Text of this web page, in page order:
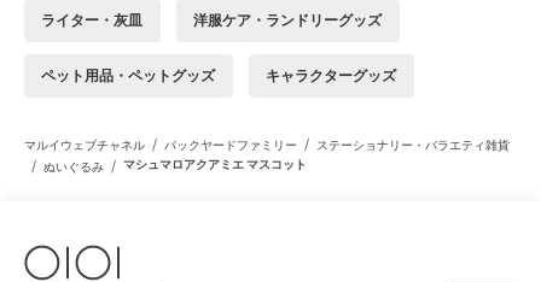
ライター・灰皿 洋服ケア・ランドリーグッズ
ペット用品・ペットグッズ キャラクターグッズ
マルイウェブチャネル / バックヤードファミリー / ステーショナリー・バラエティ雑貨
/ ぬいぐるみ / マシュマロアクアミエ マスコット